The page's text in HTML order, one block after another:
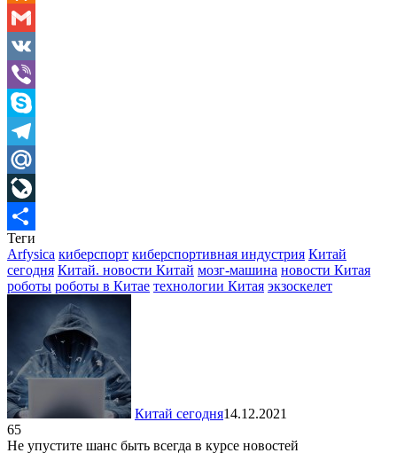
Odnoklassniki
Gmail
VK
Viber
Skype
Telegram
Mail.Ru
LiveJournal
Отправить
Теги
Arfysica киберспорт киберспортивная индустрия Китай
сегодня Китай. новости Китай мозг-машина новости Китая
роботы роботы в Китае технологии Китая экзоскелет
Китай сегодня14.12.2021
65
Не упустите шанс быть всегда в курсе новостей